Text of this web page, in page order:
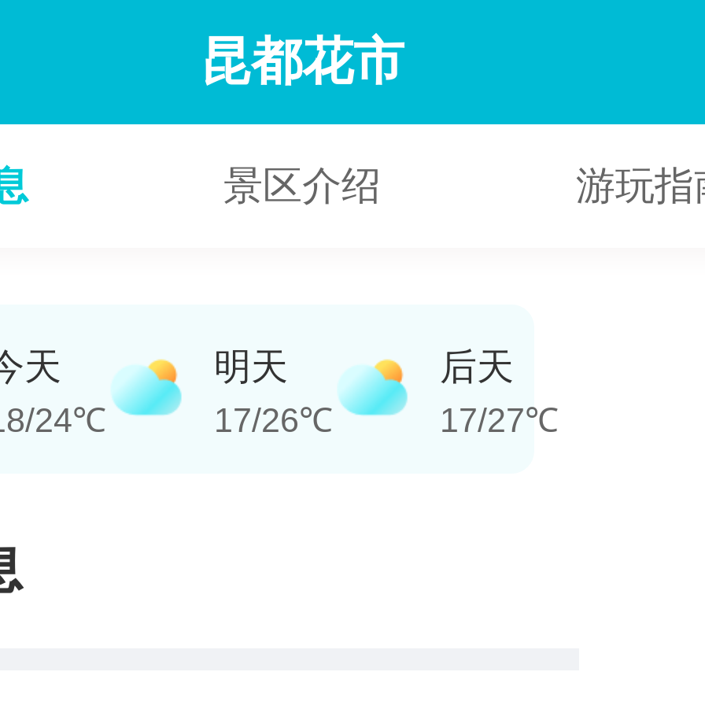
昆都花市
景区介绍 游玩指
天
24℃
明天
17/26℃
后天
17/27℃